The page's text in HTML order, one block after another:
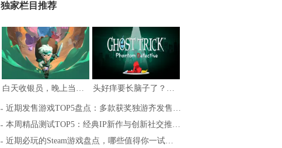
独家栏目推荐
白天收银员，晚上当勇者，《夜勤人2：无尽… 头好痒要长脑子了？盘点5款一玩就停不下的…
近期发售游戏TOP5盘点：多款获奖独游齐发售…
本周精品测试TOP5：经典IP新作与创新社交推…
近期必玩的Steam游戏盘点，哪些值得你一试…